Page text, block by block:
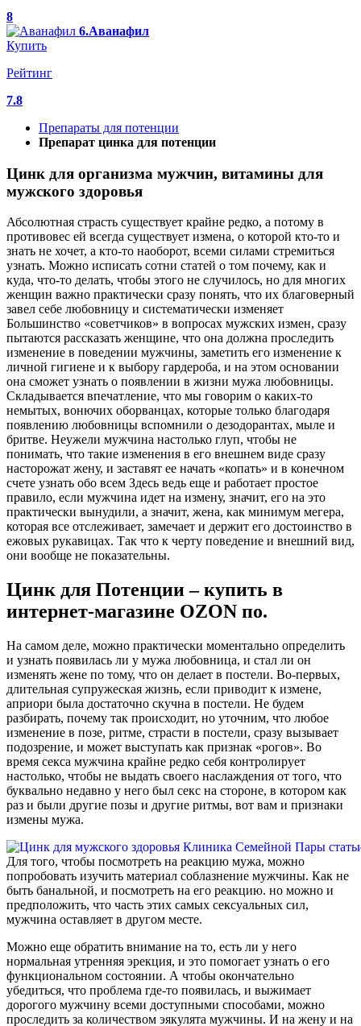
8
6.Аванафил
Купить
Рейтинг
7.8
Препараты для потенции
Препарат цинка для потенции
Цинк для организма мужчин, витамины для
мужского здоровья
Абсолютная страсть существует крайне редко, а потому в
противовес ей всегда существует измена, о которой кто-то и
знать не хочет, а кто-то наоборот, всеми силами стремиться
узнать. Можно исписать сотни статей о том почему, как и
куда, что-то делать, чтобы этого не случилось, но для многих
женщин важно практически сразу понять, что их благоверный
завел себе любовницу и систематически изменяет
Большинство «советчиков» в вопросах мужских измен, сразу
пытаются рассказать женщине, что она должна проследить
изменение в поведении мужчины, заметить его изменение к
личной гигиене и к выбору гардероба, и на этом основании
она сможет узнать о появлении в жизни мужа любовницы.
Складывается впечатление, что мы говорим о каких-то
немытых, вонючих оборванцах, которые только благодаря
появлению любовницы вспомнили о дезодорантах, мыле и
бритве. Неужели мужчина настолько глуп, чтобы не
понимать, что такие изменения в его внешнем виде сразу
насторожат жену, и заставят ее начать «копать» и в конечном
счете узнать обо всем Здесь ведь еще и работает простое
правило, если мужчина идет на измену, значит, его на это
практически вынудили, а значит, жена, как минимум мегера,
которая все отслеживает, замечает и держит его достоинство в
ежовых рукавицах. Так что к черту поведение и внешний вид,
они вообще не показательны.
Цинк для Потенции – купить в
интернет-магазине OZON по.
На самом деле, можно практически моментально определить
и узнать появилась ли у мужа любовница, и стал ли он
изменять жене по тому, что он делает в постели. Во-первых,
длительная супружеская жизнь, если приводит к измене,
априори была достаточно скучна в постели. Не будем
разбирать, почему так происходит, но уточним, что любое
изменение в позе, ритме, страсти в постели, сразу вызывает
подозрение, и может выступать как признак «рогов». Во
время секса мужчина крайне редко себя контролирует
настолько, чтобы не выдать своего наслаждения от того, что
буквально недавно у него был секс на стороне, в котором как
раз и были другие позы и другие ритмы, вот вам и признаки
измены мужа.
Для того, чтобы посмотреть на реакцию мужа, можно
попробовать изучить материал соблазнение мужчины. Как не
быть банальной, и посмотреть на его реакцию. но можно и
предположить, что часть этих самых сексуальных сил,
мужчина оставляет в другом месте.
Можно еще обратить внимание на то, есть ли у него
нормальная утренняя эрекция, и это помогает узнать о его
функциональном состоянии. А чтобы окончательно
убедиться, что проблема где-то появилась, и выжимает
дорогого мужчину всеми доступными способами, можно
проследить за количеством эякулята мужчины. И на жену и на